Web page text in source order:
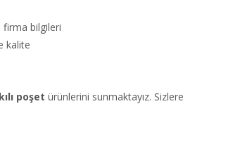
bilgileri
kalite
poşet ürünlerini sunmaktayız. Sizlere